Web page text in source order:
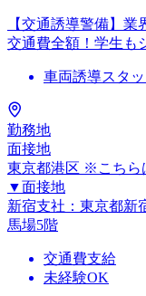
【交通誘導警備】業
交通費全額！学生も
車両誘導スタ
勤務地
面接地
東京都港区 ※こちら
▼面接地
新宿支社：東京都新
馬場5階
交通費支給
未経験OK